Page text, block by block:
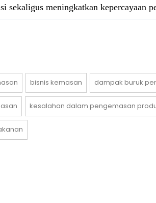
sekaligus meningkatkan kepercayaan
bisnis kemasan dampak buruk
kesalahan dalam pengemasan